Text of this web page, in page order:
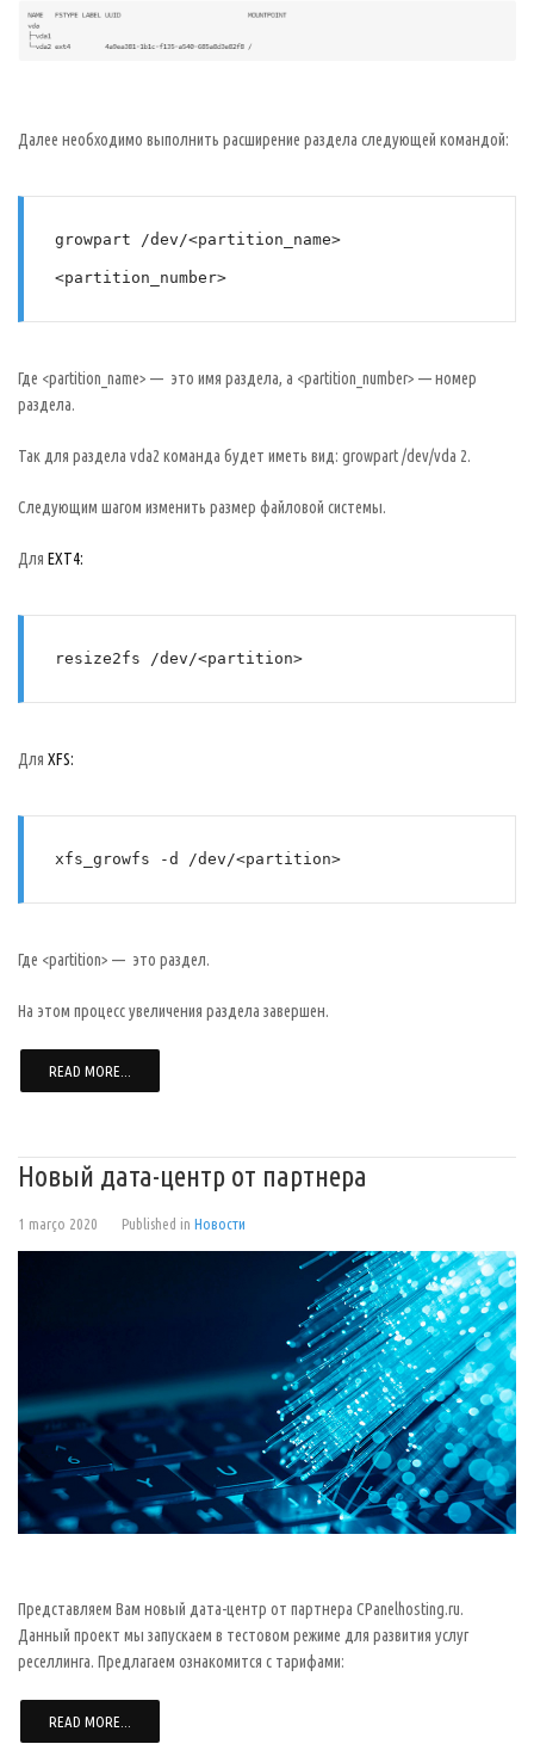
Далее необходимо выполнить расширение раздела следующей командой:
growpart /dev/<partition_name>
<partition_number>
Где <partition_name> — это имя раздела, а <partition_number> — номер
раздела.
Так для раздела vda2 команда будет иметь вид: growpart /dev/vda 2.
Следующим шагом изменить размер файловой системы.
Для EXT4:
resize2fs /dev/<partition>
Для XFS:
xfs_growfs -d /dev/<partition>
Где <partition> — это раздел.
На этом процесс увеличения раздела завершен.
READ MORE...
Новый дата-центр от партнера
1 março 2020 Published in Новости
Представляем Вам новый дата-центр от партнера CPanelhosting.ru.
Данный проект мы запускаем в тестовом режиме для развития услуг
реселлинга. Предлагаем ознакомится с тарифами:
READ MORE...